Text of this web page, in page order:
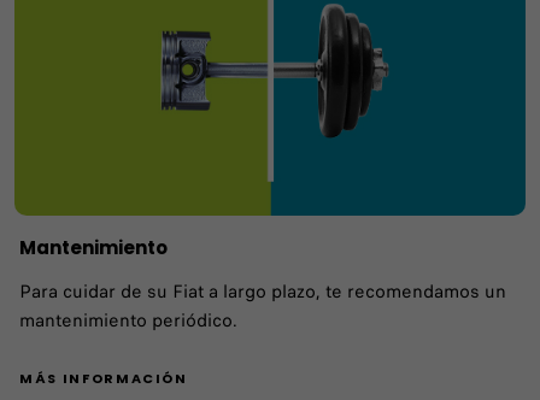
Mantenimiento
Para cuidar de su Fiat a largo plazo, te recomendamos un
mantenimiento periódico.
MÁS INFORMACIÓN